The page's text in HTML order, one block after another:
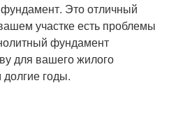
Это отличный
участке есть проблемы
фундамент
для вашего жилого
годы.